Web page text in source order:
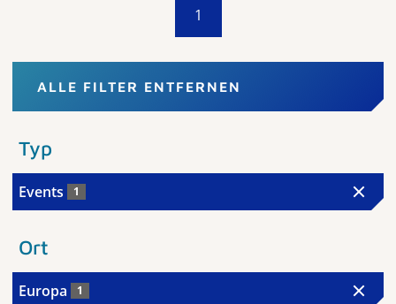
1
ALLE FILTER ENTFERNEN
Typ
Events 1
Ort
Europa 1